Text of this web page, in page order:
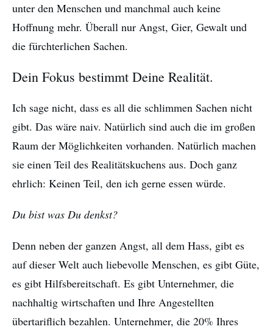
unter den Menschen und manchmal auch keine
Hoffnung mehr. Überall nur Angst, Gier, Gewalt und
die fürchterlichen Sachen.
Dein Fokus bestimmt Deine Realität.
Ich sage nicht, dass es all die schlimmen Sachen nicht
gibt. Das wäre naiv. Natürlich sind auch die im großen
Raum der Möglichkeiten vorhanden. Natürlich machen
sie einen Teil des Realitätskuchens aus. Doch ganz
ehrlich: Keinen Teil, den ich gerne essen würde.
Du bist was Du denkst?
Denn neben der ganzen Angst, all dem Hass, gibt es
auf dieser Welt auch liebevolle Menschen, es gibt Güte,
es gibt Hilfsbereitschaft. Es gibt Unternehmer, die
nachhaltig wirtschaften und Ihre Angestellten
übertariflich bezahlen. Unternehmer, die 20% Ihres